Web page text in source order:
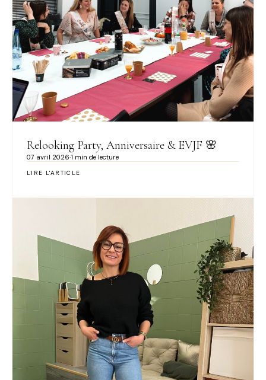
Relooking Party, Anniversaire & EVJF 🌸
07 avril 2026·1 min de lecture
LIRE L'ARTICLE